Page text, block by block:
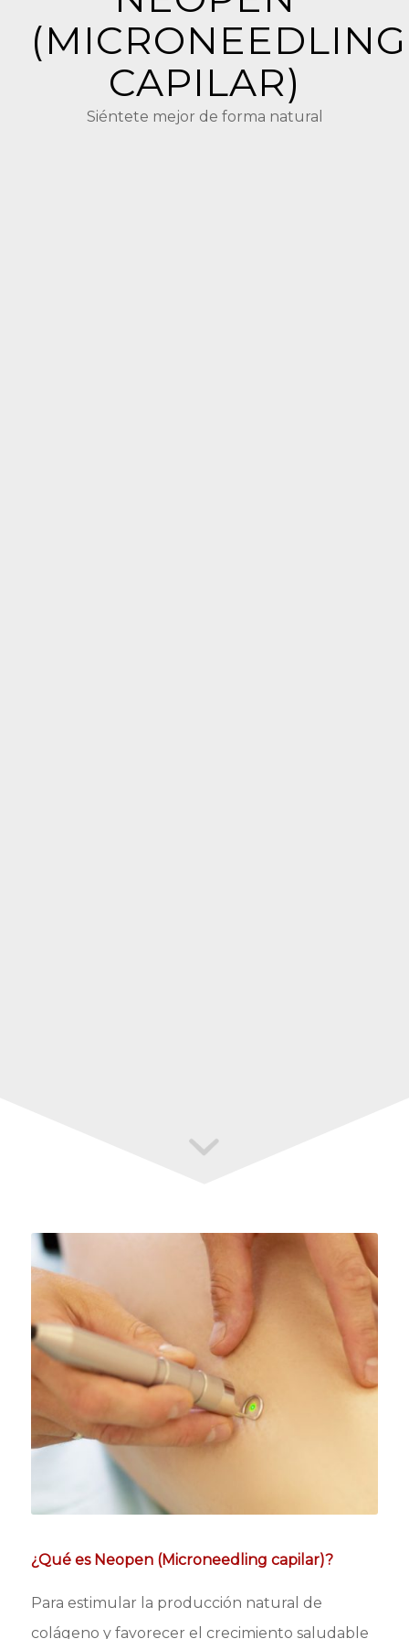
(MICRONEEDLING
CAPILAR)
Siéntete mejor de forma natural
¿Qué es Neopen (Microneedling capilar)?
Para estimular la producción natural de
colágeno y favorecer el crecimiento saludable